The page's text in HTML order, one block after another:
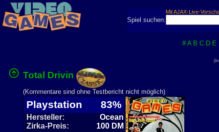
Mit AJAX-Live-
Spiel suchen:
# A B C D E
Total Drivin
(Kommentare sind ohne Testbericht nicht möglich)
Playstation 83%
Hersteller:
Ocean
Zirka-Preis:
100 DM